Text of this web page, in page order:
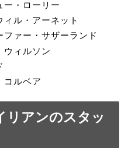
ー・ローリー
ィル・アーネット
ァー・サザーランド
ウィルソン
コルベア
リアンのスタッ